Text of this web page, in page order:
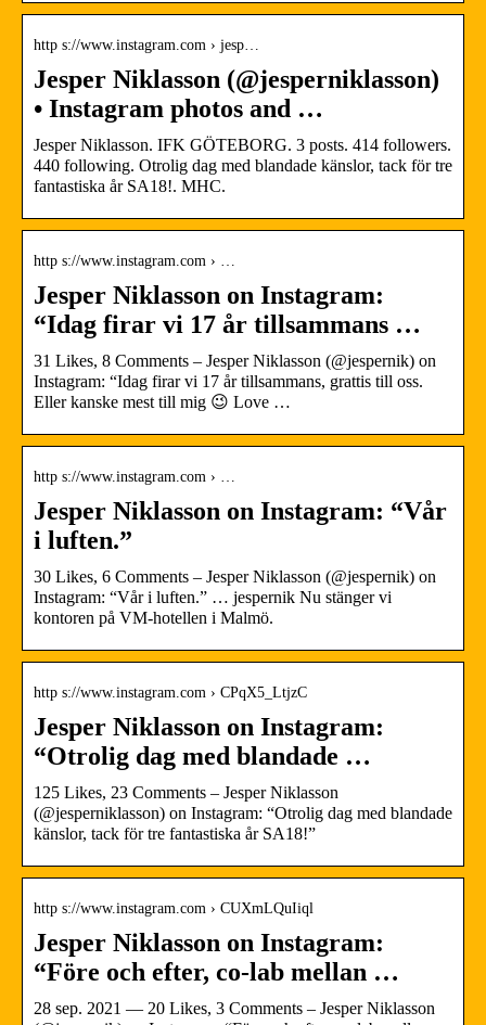
http s://www.instagram.com › jesp…
Jesper Niklasson (@jesperniklasson)
• Instagram photos and …
Jesper Niklasson. IFK GÖTEBORG. 3 posts. 414 followers.
440 following. Otrolig dag med blandade känslor, tack för tre
fantastiska år SA18!. MHC.
http s://www.instagram.com › …
Jesper Niklasson on Instagram:
“Idag firar vi 17 år tillsammans …
31 Likes, 8 Comments – Jesper Niklasson (@jespernik) on
Instagram: “Idag firar vi 17 år tillsammans, grattis till oss.
Eller kanske mest till mig 😉 Love …
http s://www.instagram.com › …
Jesper Niklasson on Instagram: “Vår
i luften.”
30 Likes, 6 Comments – Jesper Niklasson (@jespernik) on
Instagram: “Vår i luften.” … jespernik Nu stänger vi
kontoren på VM-hotellen i Malmö.
http s://www.instagram.com › CPqX5_LtjzC
Jesper Niklasson on Instagram:
“Otrolig dag med blandade …
125 Likes, 23 Comments – Jesper Niklasson
(@jesperniklasson) on Instagram: “Otrolig dag med blandade
känslor, tack för tre fantastiska år SA18!”
http s://www.instagram.com › CUXmLQuIiql
Jesper Niklasson on Instagram:
“Före och efter, co-lab mellan …
28 sep. 2021 — 20 Likes, 3 Comments – Jesper Niklasson